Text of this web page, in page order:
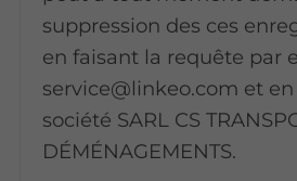
suppression des ces
en faisant la requête par
service@linkeo.com et
société SARL CS
DÉMÉNAGEMENTS.